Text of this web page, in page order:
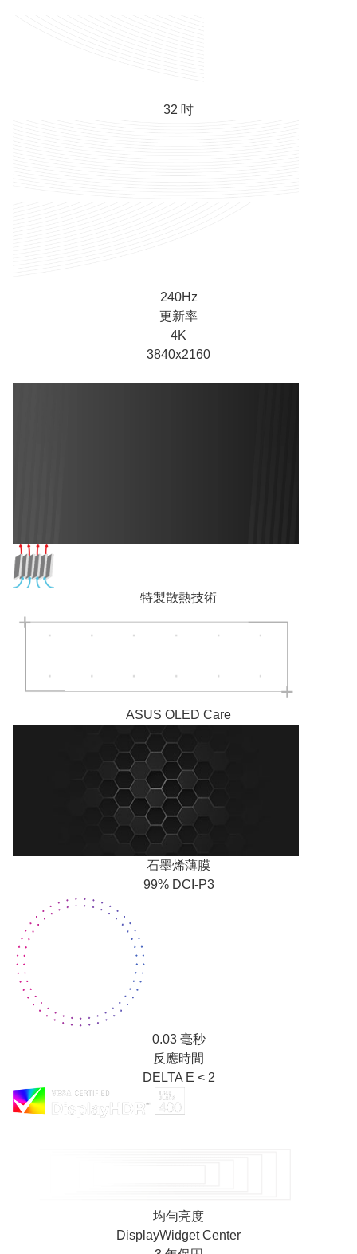
32 吋
240Hz
更新率
4K
3840x2160
特製散熱技術
ASUS OLED Care
石墨烯薄膜
99% DCI-P3
0.03 毫秒
反應時間
DELTA E < 2
均勻亮度
DisplayWidget Center